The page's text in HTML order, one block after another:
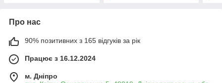
Про нас
90% позитивних з 165 відгуків за рік
Працює з 16.12.2024
м. Дніпро